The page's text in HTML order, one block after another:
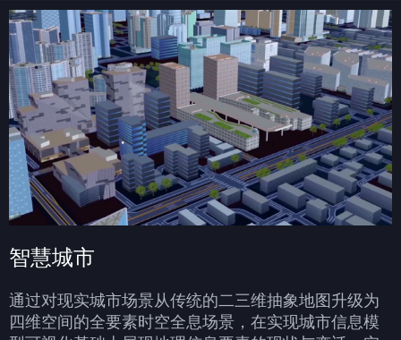
智慧城市
通过对现实城市场景从传统的二三维抽象地图升级为
四维空间的全要素时空全息场景，在实现城市信息模